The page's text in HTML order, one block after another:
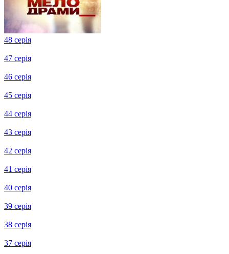
49 серія
47 серія